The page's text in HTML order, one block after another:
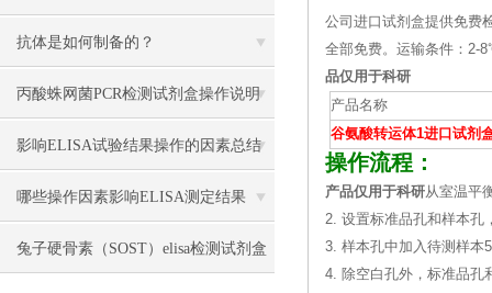
处，你一定要知道
抗体是如何制备的？
丙酸蛛网菌PCR检测试剂盒操作说明
影响ELISA试验结果操作的因素总结
哪些操作因素影响ELISA测定结果
兔子硬骨素（SOST）elisa检测试剂盒
公司进口试剂盒提供免费
全部免费。运输条件：2-
品仅用于科研
产品名称
谷氨酸转运体1进口试剂
操作流程：
产品仅用于科研从室温平
2. 设置标准品孔和样本孔
3. 样本孔中加入待测样本
4. 除空白孔外，标准品孔